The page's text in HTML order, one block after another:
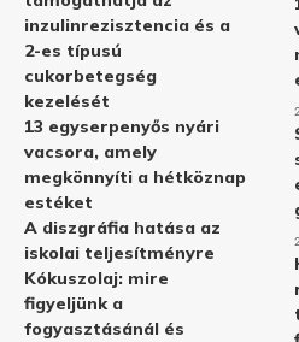
inzulinrezisztencia és a
2-es típusú
cukorbetegség
kezelését
13 egyserpenyős nyári
vacsora, amely
megkönnyíti a hétköznap
estéket
A diszgráfia hatása az
iskolai teljesítményre
Kókuszolaj: mire
figyeljünk a
fogyasztásánál és